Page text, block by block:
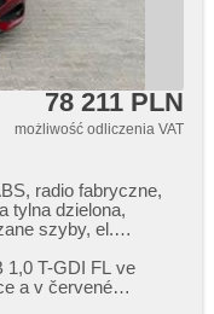
78 211 PLN
możliwość odliczenia VAT
radio fabryczne,
tylna dzielona,
szyby, el.
halogeny,
kierownica,
1,​0 T​-GDI FL ve
a v červené